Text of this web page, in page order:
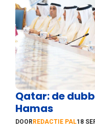
Qatar: de
Hamas
DOOR REDACTIE PAL18